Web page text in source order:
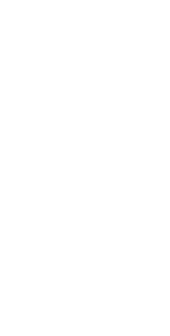
BMW